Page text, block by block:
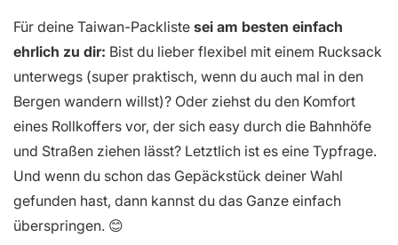
Für deine Taiwan-Packliste sei am besten einfach
ehrlich zu dir: Bist du lieber flexibel mit einem Rucksack
unterwegs (super praktisch, wenn du auch mal in den
Bergen wandern willst)? Oder ziehst du den Komfort
eines Rollkoffers vor, der sich easy durch die Bahnhöfe
und Straßen ziehen lässt? Letztlich ist es eine Typfrage.
Und wenn du schon das Gepäckstück deiner Wahl
gefunden hast, dann kannst du das Ganze einfach
überspringen. 😊